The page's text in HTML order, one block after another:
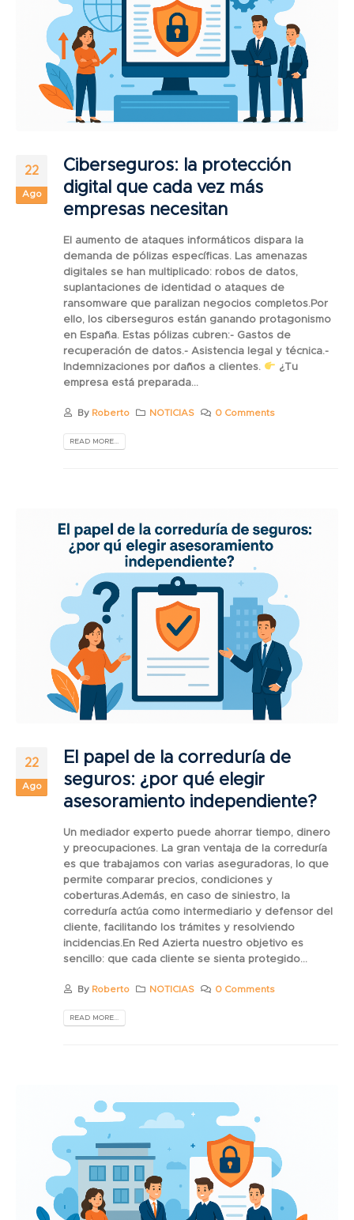
22
Ago
Ciberseguros: la protección
digital que cada vez más
empresas necesitan
El aumento de ataques informáticos dispara la
demanda de pólizas específicas. Las amenazas
digitales se han multiplicado: robos de datos,
suplantaciones de identidad o ataques de
ransomware que paralizan negocios completos.Por
ello, los ciberseguros están ganando protagonismo
en España. Estas pólizas cubren:- Gastos de
recuperación de datos.- Asistencia legal y técnica.-
Indemnizaciones por daños a clientes.
¿Tu
empresa está preparada...
By Roberto NOTICIAS 0 Comments
READ MORE...
22
Ago
El papel de la correduría de
seguros: ¿por qué elegir
asesoramiento independiente?
Un mediador experto puede ahorrar tiempo, dinero
y preocupaciones. La gran ventaja de la correduría
es que trabajamos con varias aseguradoras, lo que
permite comparar precios, condiciones y
coberturas.Además, en caso de siniestro, la
correduría actúa como intermediario y defensor del
cliente, facilitando los trámites y resolviendo
incidencias.En Red Azierta nuestro objetivo es
sencillo: que cada cliente se sienta protegido...
By Roberto NOTICIAS 0 Comments
READ MORE...